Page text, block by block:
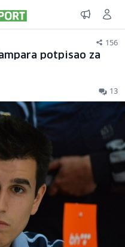
156
potpisao za
13